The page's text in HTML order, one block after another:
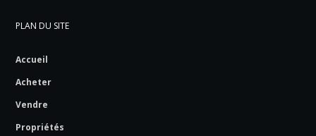
PLAN DU SITE
Accueil
Acheter
Vendre
Propriétés